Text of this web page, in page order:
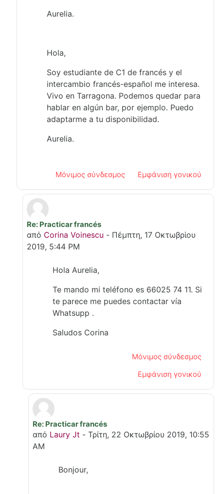
Aurelia.
Hola,
Soy estudiante de C1 de francés y el
intercambio francés-español me interesa.
Vivo en Tarragona. Podemos quedar para
hablar en algún bar, por ejemplo. Puedo
adaptarme a tu disponibilidad.
Aurelia.
Μόνιμος σύνδεσμος Εμφάνιση γονικού
Σε απάντηση σε Aurelia Suárez Gálvez
Re: Practicar francés
από Corina Voinescu - Πέμπτη, 17 Οκτωβρίου
2019, 5:44 PM
Hola Aurelia,
Te mando mi teléfono es 66025 74 11. Si
te parece me puedes contactar vía
Whatsupp .
Saludos Corina
Μόνιμος σύνδεσμος
Εμφάνιση γονικού
Σε απάντηση σε Corina Voinescu
Re: Practicar francés
από Laury Jt - Τρίτη, 22 Οκτωβρίου 2019, 10:55
AM
Bonjour,